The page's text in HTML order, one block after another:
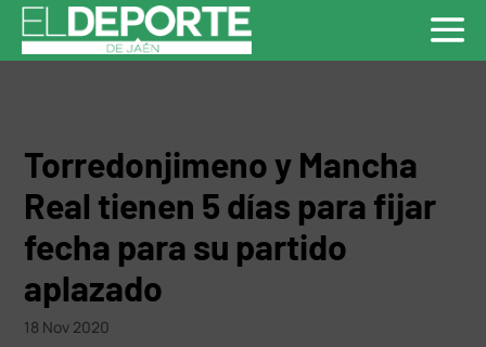
Torredonjimeno y Mancha
Real tienen 5 días para fijar
fecha para su partido
aplazado
18 Nov 2020